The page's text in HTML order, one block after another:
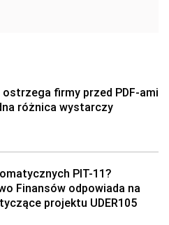
ostrzega firmy przed PDF-ami
różnica wystarczy
PIT-11?
Finansów odpowiada na
projektu UDER105